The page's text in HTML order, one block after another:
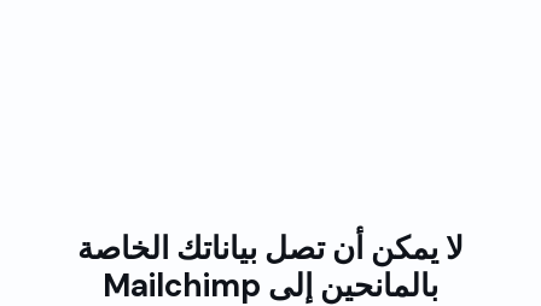
لا يمكن أن تصل بياناتك الخاصة
بالمانحين إلى Mailchimp